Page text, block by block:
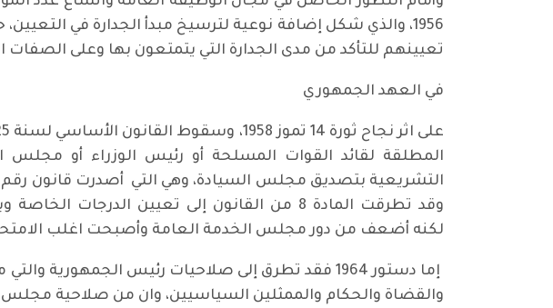
1956، والذي شكل إضافة نوعية لترسيخ مبدأ الجدارة في
تعيينهم للتأكد من مدى الجدارة التي يتمتعون بها وعلى الصفات
في العهد الجمهوري
المطلقة لقائد القوات المسلحة أو رئيس الوزراء أو مجلس
وقد تطرقت المادة 8 من القانون إلى تعيين
لكنه أضعف من دور مجلس الخدمة العامة وأصبحت اغلب
إما دستور 1964 فقد تطرق إلى صلاحيات رئيس
والقضاة والحكام والممثلين السياسيين، وان من صلاحية